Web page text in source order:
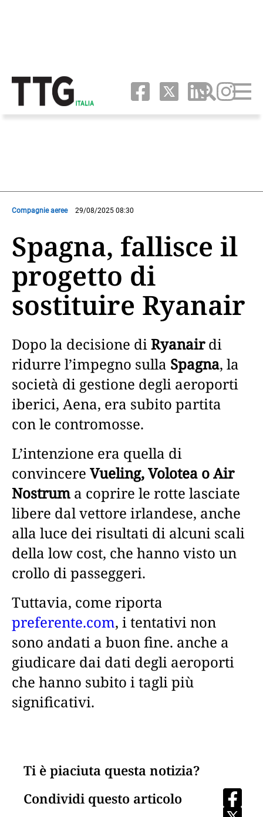
Compagnie aeree 29/08/2025 08:30
Spagna, fallisce il
progetto di
sostituire Ryanair
Dopo la decisione diRyanairdi
ridurre l’impegno sulla Spagna, la
società di gestione degli aeroporti
iberici, Aena, era subito partita
con le contromosse.
L’intenzione era quella di
convincere Vueling, Volotea o Air
Nostrum a coprire le rotte lasciate
libere dal vettore irlandese, anche
alla luce dei risultati di alcuni scali
della low cost, che hanno visto un
crollo di passeggeri.
Tuttavia, come riporta
preferente.com, i tentativi non
sono andati a buon fine. anche a
giudicare dai dati degli aeroporti
che hanno subito i tagli più
significativi.
Ti è piaciuta questa notizia?
Condividi questo articolo